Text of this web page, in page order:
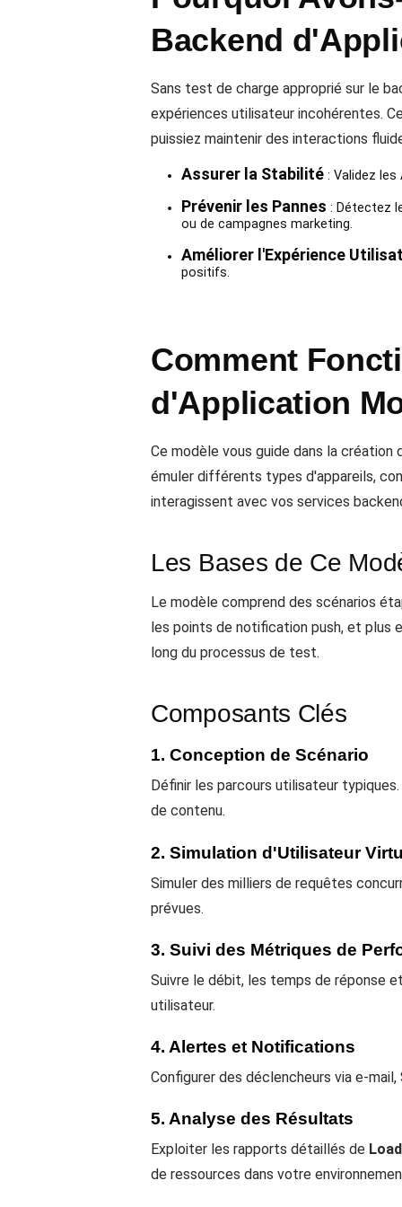
Backend
Sans test de charge approprié sur le
expériences utilisateur incohérentes.
puissiez maintenir des interactions
Assurer la Stabilité: Validez les
Prévenir les Pannes : Détectez
ou de campagnes marketing.
Améliorer l'Expérience
positifs.
Comment
d'Application
Ce modèle vous guide dans la
émuler différents types d'appareils,
interagissent avec vos services
Les Bases de Ce
Le modèle comprend des scénarios
les points de notification push, et plus
long du processus de test.
Composants Clés
1. Conception de Scénario
Définir les parcours utilisateur
de contenu.
2. Simulation d'Utilisateur
Simuler des milliers de requêtes
prévues.
3. Suivi des Métriques de
Suivre le débit, les temps de réponse
utilisateur.
4. Alertes et Notifications
Configurer des déclencheurs via e-
5. Analyse des Résultats
Exploiter les rapports détaillés de
de ressources dans votre